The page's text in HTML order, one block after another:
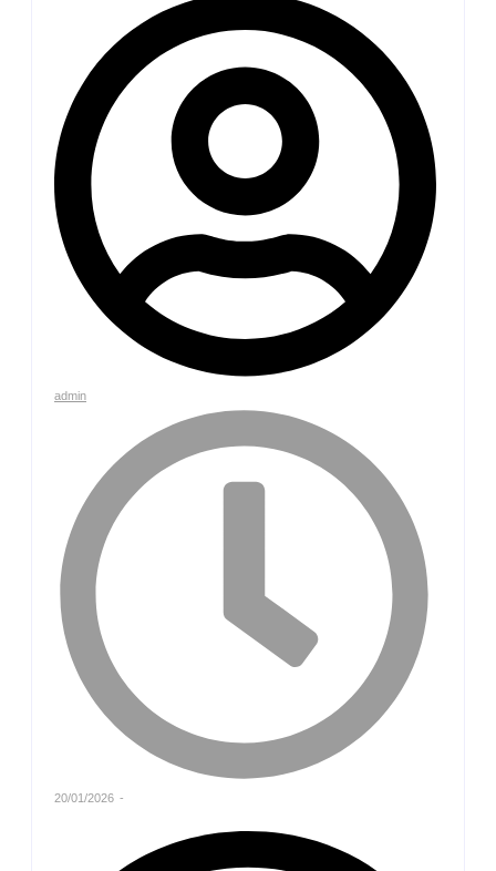
admin
20/01/2026 -